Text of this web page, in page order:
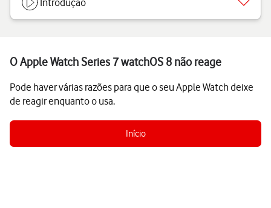
Introdução
O Apple Watch Series 7 watchOS 8 não reage
Pode haver várias razões para que o seu Apple Watch deixe
de reagir enquanto o usa.
Início